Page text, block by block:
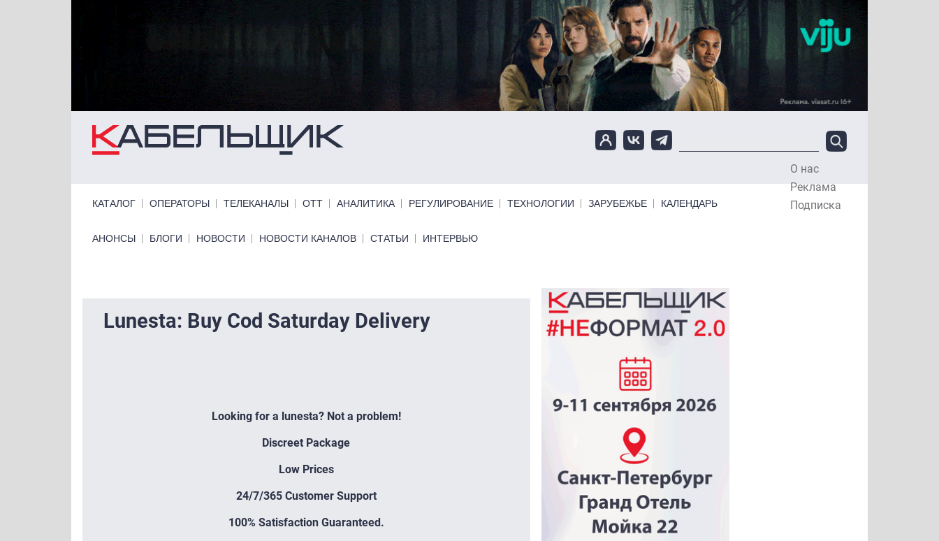
О нас
Реклама
Подписка
КАТАЛОГ ОПЕРАТОРЫ ТЕЛЕКАНАЛЫ ОТТ АНАЛИТИКА РЕГУЛИРОВАНИЕ ТЕХНОЛОГИИ ЗАРУБЕЖЬЕ КАЛЕНДАРЬ
Primary links bottom
АНОНСЫ БЛОГИ НОВОСТИ НОВОСТИ КАНАЛОВ СТАТЬИ ИНТЕРВЬЮ
Lunesta: Buy Cod Saturday Delivery
Looking for a lunesta? Not a problem!
Discreet Package
Low Prices
24/7/365 Customer Support
100% Satisfaction Guaranteed.